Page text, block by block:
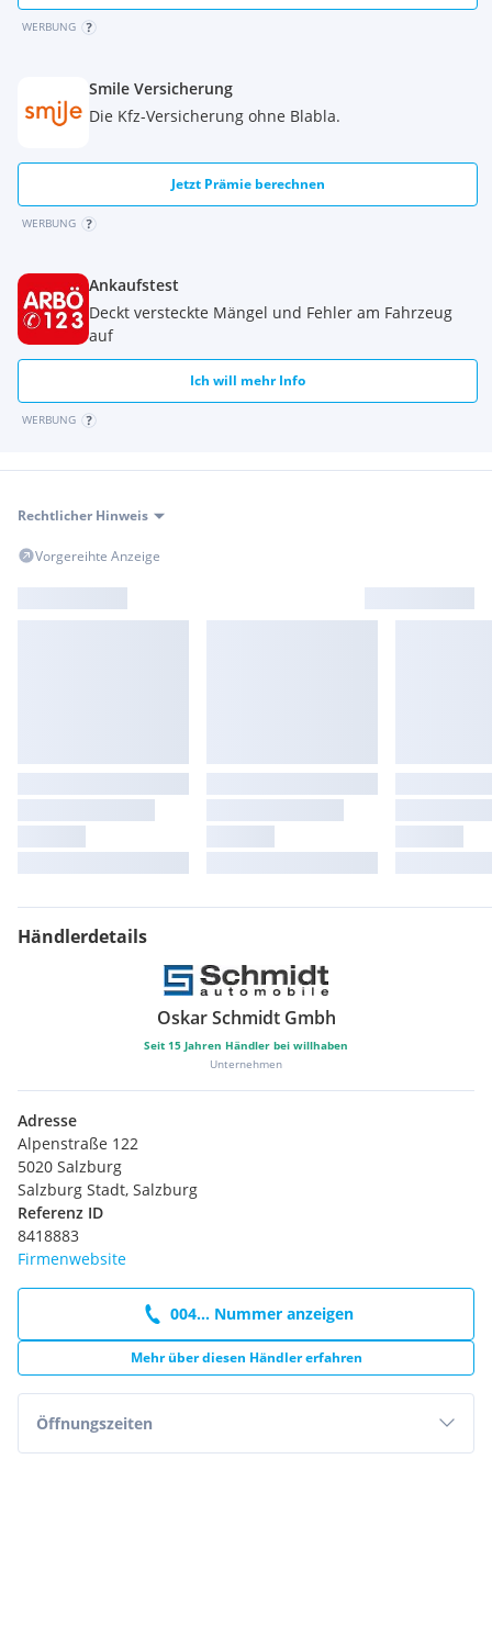
WERBUNG
Smile Versicherung
Die Kfz-Versicherung ohne Blabla.
Jetzt Prämie berechnen
WERBUNG
Ankaufstest
Deckt versteckte Mängel und Fehler am Fahrzeug
auf
Ich will mehr Info
WERBUNG
Rechtlicher Hinweis
Vorgereihte Anzeige
Händlerdetails
Oskar Schmidt Gmbh
Seit 15 Jahren Händler bei willhaben
Unternehmen
Adresse
Alpenstraße 122
5020 Salzburg
Salzburg Stadt, Salzburg
Referenz ID
8418883
Firmenwebsite
004... Nummer anzeigen
Mehr über diesen Händler erfahren
Öffnungszeiten